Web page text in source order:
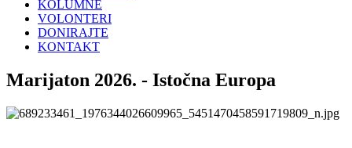
KOLUMNE
VOLONTERI
DONIRAJTE
KONTAKT
Marijaton 2026. - Istočna Europa